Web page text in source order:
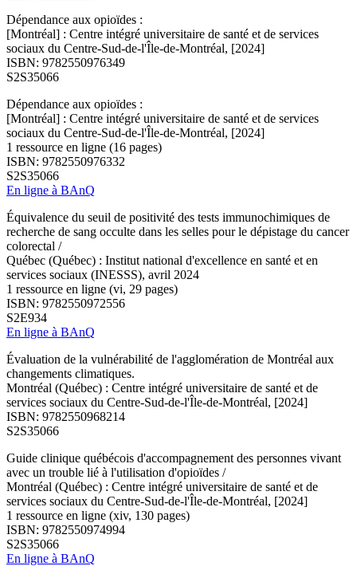
Dépendance aux opioïdes :
[Montréal] : Centre intégré universitaire de santé et de services
sociaux du Centre-Sud-de-l'Île-de-Montréal, [2024]
ISBN: 9782550976349
S2S35066
Dépendance aux opioïdes :
[Montréal] : Centre intégré universitaire de santé et de services
sociaux du Centre-Sud-de-l'Île-de-Montréal, [2024]
1 ressource en ligne (16 pages)
ISBN: 9782550976332
S2S35066
En ligne à BAnQ
Équivalence du seuil de positivité des tests immunochimiques de
recherche de sang occulte dans les selles pour le dépistage du cancer
colorectal /
Québec (Québec) : Institut national d'excellence en santé et en
services sociaux (INESSS), avril 2024
1 ressource en ligne (vi, 29 pages)
ISBN: 9782550972556
S2E934
En ligne à BAnQ
Évaluation de la vulnérabilité de l'agglomération de Montréal aux
changements climatiques.
Montréal (Québec) : Centre intégré universitaire de santé et de
services sociaux du Centre-Sud-de-l'Île-de-Montréal, [2024]
ISBN: 9782550968214
S2S35066
Guide clinique québécois d'accompagnement des personnes vivant
avec un trouble lié à l'utilisation d'opioïdes /
Montréal (Québec) : Centre intégré universitaire de santé et de
services sociaux du Centre-Sud-de-l'Île-de-Montréal, [2024]
1 ressource en ligne (xiv, 130 pages)
ISBN: 9782550974994
S2S35066
En ligne à BAnQ